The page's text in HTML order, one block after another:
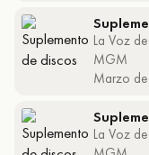
La Voz
MGM
Marzo
La Voz